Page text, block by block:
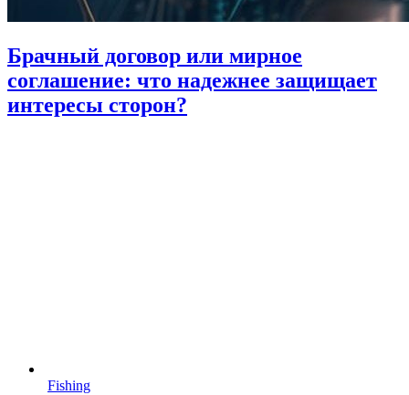
Брачный договор или мирное
соглашение: что надежнее защищает
интересы сторон?
Fishing